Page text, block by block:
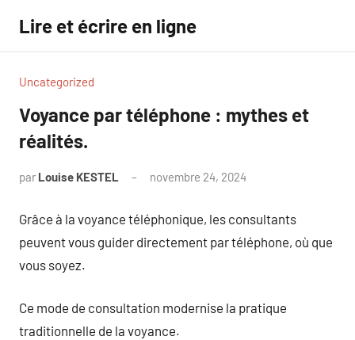
contenu
Lire et écrire en ligne
Uncategorized
Voyance par téléphone : mythes et
réalités.
par Louise KESTEL novembre 24, 2024
Grâce à la voyance téléphonique, les consultants
peuvent vous guider directement par téléphone, où que
vous soyez.
Ce mode de consultation modernise la pratique
traditionnelle de la voyance.